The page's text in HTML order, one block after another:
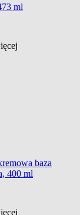
ml
baza
400 ml